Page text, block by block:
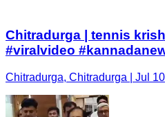
Chitradurga | tennis
#viralvideo
Chitradurga, Chitradurga | Jul